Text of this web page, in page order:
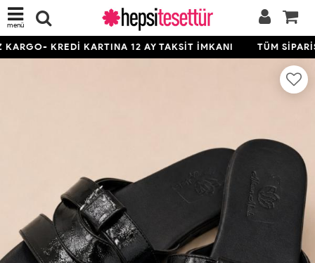
menü
KREDİ KARTINA 12 AY TAKSİT İMKANI TÜM